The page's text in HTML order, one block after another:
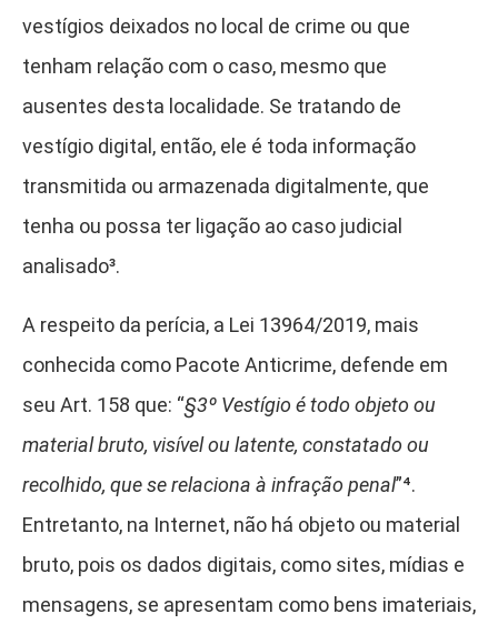
vestígios deixados no local de crime ou que
tenham relação com o caso, mesmo que
ausentes desta localidade. Se tratando de
vestígio digital, então, ele é toda informação
transmitida ou armazenada digitalmente, que
tenha ou possa ter ligação ao caso judicial
analisado³.
A respeito da perícia, a Lei 13964/2019, mais
conhecida como Pacote Anticrime, defende em
seu Art. 158 que: “§3º Vestígio é todo objeto ou
material bruto, visível ou latente, constatado ou
recolhido, que se relaciona à infração penal”⁴.
Entretanto, na Internet, não há objeto ou material
bruto, pois os dados digitais, como sites, mídias e
mensagens, se apresentam como bens imateriais,